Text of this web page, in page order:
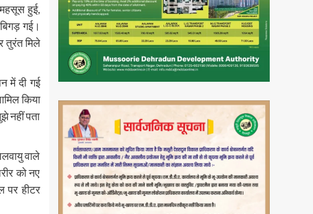
महसूस हुई,
गई।
तुरंत मिले
में दी गई
किया
नहीं पता
वाले
को नए
पर हीटर